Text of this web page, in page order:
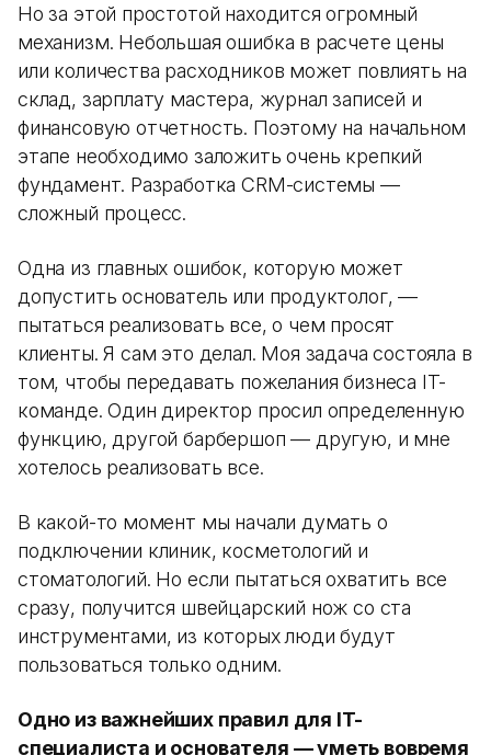
Но за этой простотой находится огромный
механизм. Небольшая ошибка в расчете цены
или количества расходников может повлиять на
склад, зарплату мастера, журнал записей и
финансовую отчетность. Поэтому на начальном
этапе необходимо заложить очень крепкий
фундамент. Разработка CRM-системы —
сложный процесс.
Одна из главных ошибок, которую может
допустить основатель или продуктолог, —
пытаться реализовать все, о чем просят
клиенты. Я сам это делал. Моя задача состояла в
том, чтобы передавать пожелания бизнеса IT-
команде. Один директор просил определенную
функцию, другой барбершоп — другую, и мне
хотелось реализовать все.
В какой-то момент мы начали думать о
подключении клиник, косметологий и
стоматологий. Но если пытаться охватить все
сразу, получится швейцарский нож со ста
инструментами, из которых люди будут
пользоваться только одним.
Одно из важнейших правил для IT-
специалиста и основателя — уметь вовремя